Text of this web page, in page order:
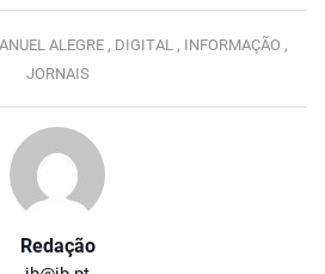
Redação
ALEGRE , DIGITAL , INFORMAÇÃO ,
JORNAIS